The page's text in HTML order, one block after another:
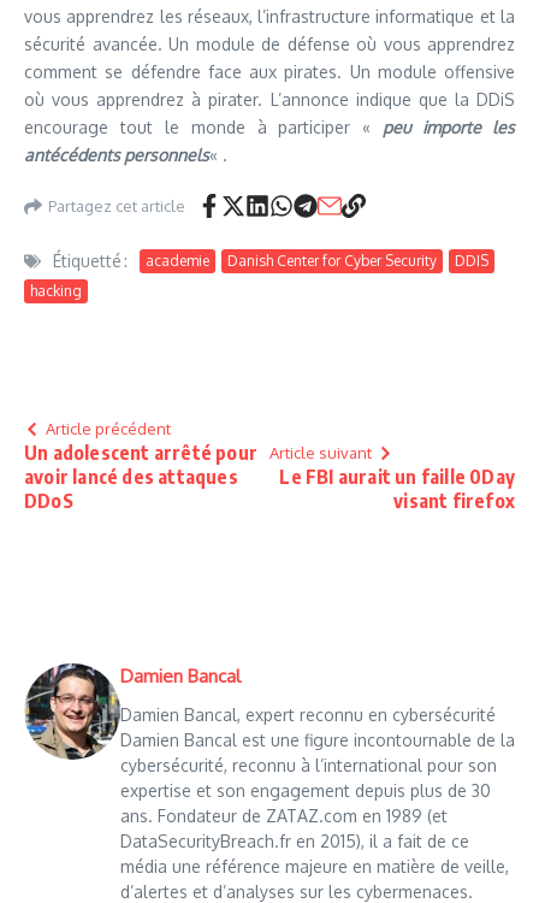
vous apprendrez les réseaux, l’infrastructure informatique et la
sécurité avancée. Un module de défense où vous apprendrez
comment se défendre face aux pirates. Un module offensive
où vous apprendrez à pirater. L’annonce indique que la DDiS
encourage tout le monde à participer « peu importe les
antécédents personnels« .
Partagez cet article
Étiquetté : academie Danish Center for Cyber Security
DDIS
hacking
Article précédent
Un adolescent arrêté pour
avoir lancé des attaques
DDoS
Article suivant
Le FBI aurait un faille 0Day
visant firefox
Damien Bancal
Damien Bancal, expert reconnu en cybersécurité
Damien Bancal est une figure incontournable de la
cybersécurité, reconnu à l’international pour son
expertise et son engagement depuis plus de 30
ans. Fondateur de ZATAZ.com en 1989 (et
DataSecurityBreach.fr en 2015), il a fait de ce
média une référence majeure en matière de veille,
d’alertes et d’analyses sur les cybermenaces.